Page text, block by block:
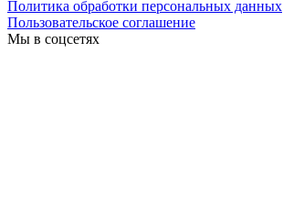
Политика обработки персональных данных
Пользовательское соглашение
Мы в соцсетях